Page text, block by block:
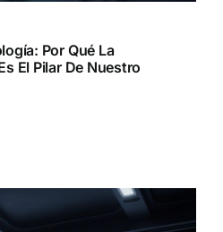
Por Qué La
El Pilar De Nuestro